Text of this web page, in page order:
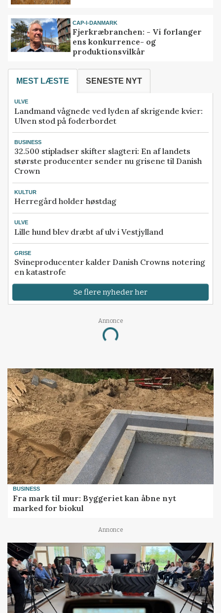
CAP-I-DANMARK
Fjerkræbranchen: - Vi forlanger
ens konkurrence- og
produktionsvilkår
MEST LÆSTE SENESTE NYT
ULVE
Landmand vågnede ved lyden af skrigende kvier:
Ulven stod på foderbordet
BUSINESS
32.500 stipladser skifter slagteri: En af landets
største producenter sender nu grisene til Danish
Crown
KULTUR
Herregård holder høstdag
ULVE
Lille hund blev dræbt af ulv i Vestjylland
GRISE
Svineproducenter kalder Danish Crowns notering
en katastrofe
Se flere nyheder her
Annonce
Loading...
BUSINESS
Fra mark til mur: Byggeriet kan åbne nyt
marked for biokul
Annonce